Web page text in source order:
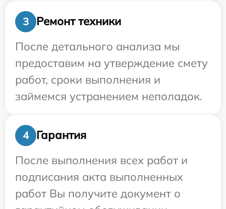
3
Ремонт техники
После детального анализа мы
предоставим на утверждение смету
работ, сроки выполнения и
займемся устранением неполадок.
4
Гарантия
После выполнения всех работ и
подписания акта выполненных
работ Вы получите документ о